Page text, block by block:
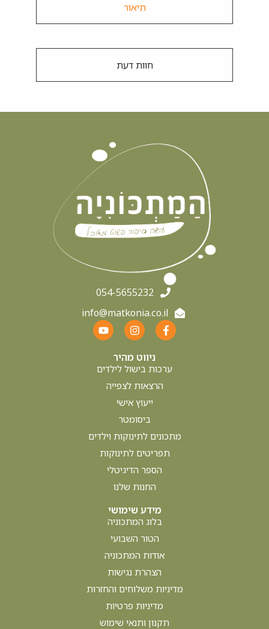
תיאור
חוות דעת
054-5655232
info@matkonia.co.il
ניווט מהיר
ערכות בישול לילדים
הרצאות לצפייה
ייעוץ אישי
ביסומטר
מתכונים לתינוקות וילדים
תפריטים לתינוקות
הספר הדיגיטלי
החנות שלנו
מידע שימושי
בלוג המתכוניה
הטור השבועי
אודות המתכוניה
הצהרת נגישות
מדיניות משלוחים והחזרות
מדיניות פרטיות
תקנון ותנאי שימוש